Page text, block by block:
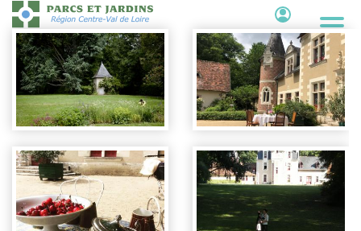
Aller
au
contenu
principal
Contenu